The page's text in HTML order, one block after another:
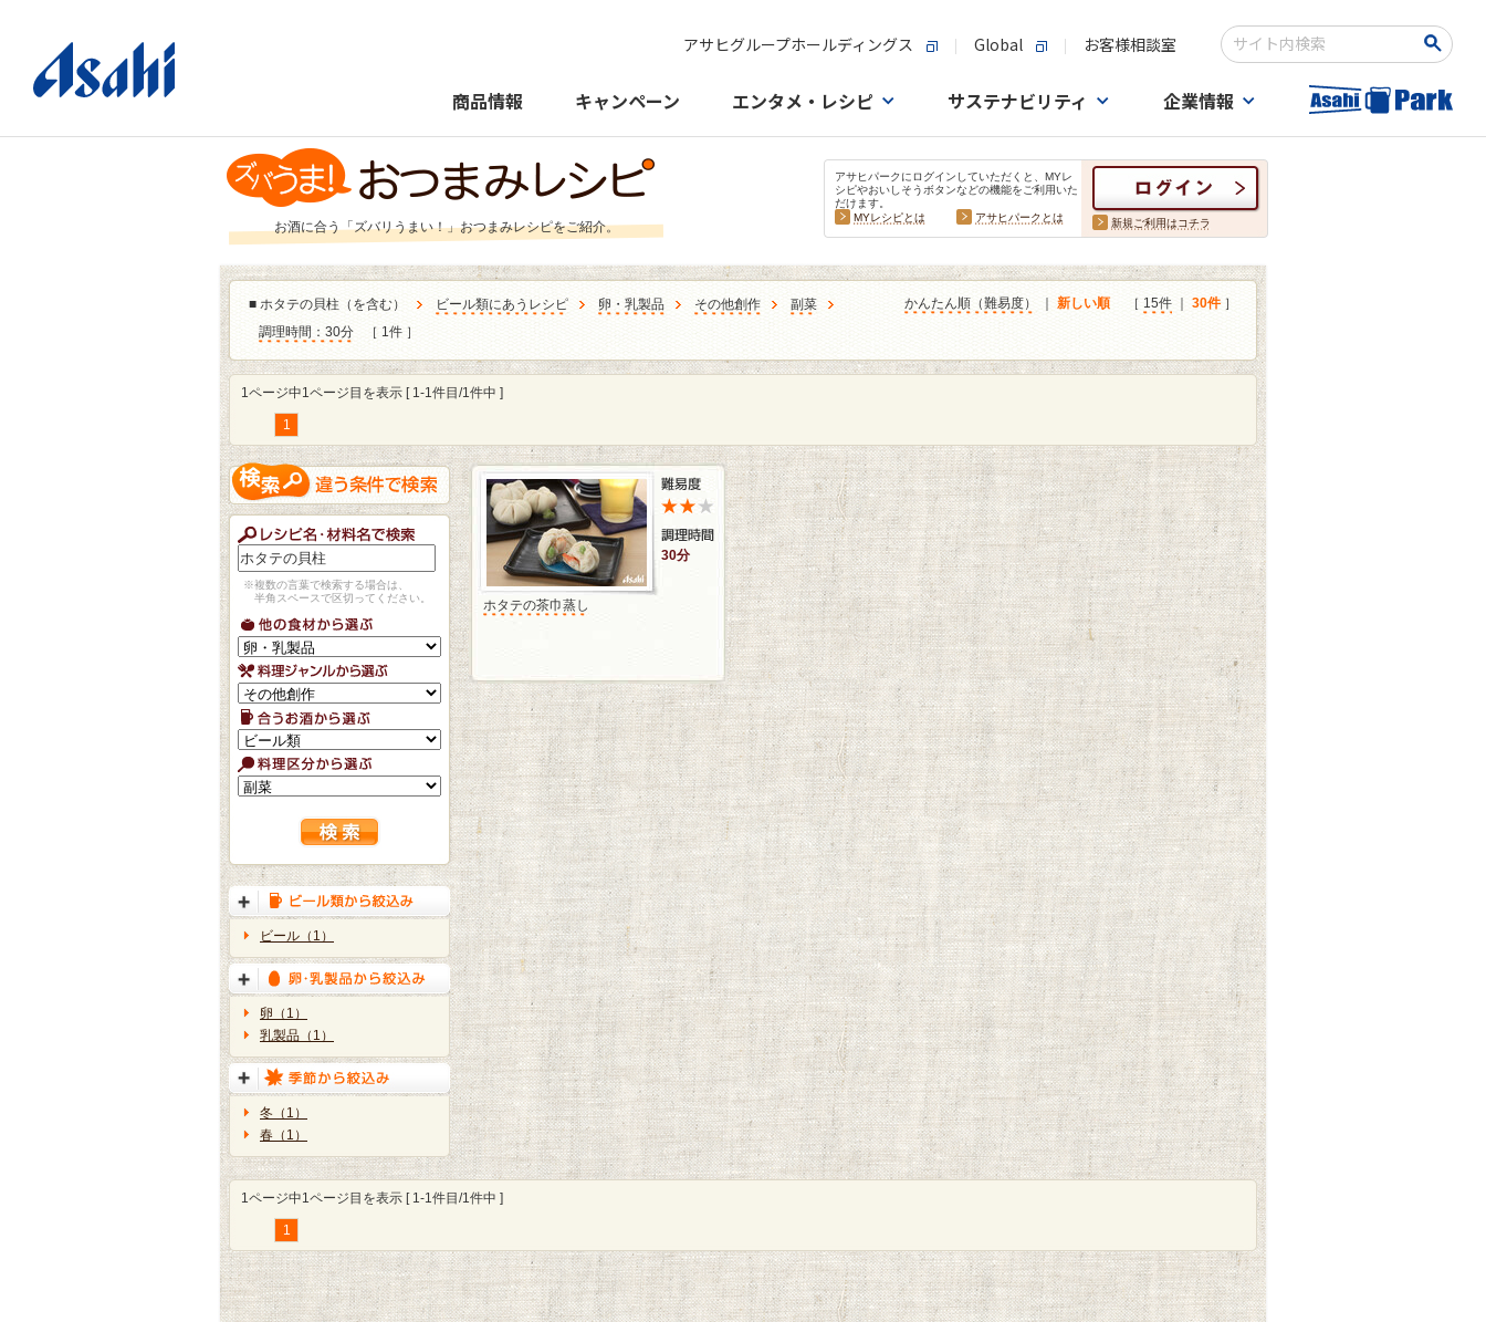
アサヒグループホールディングス Global お客様相談室
検索キーワード入力
商品情報 キャンペーン エンタメ・レシピ サステナビリティ 企業情報
お酒に合う「ズバリうまい！」おつまみレシピをご紹介。
アサヒパークにログインしていただくと、MYレ
シピやおいしそうボタンなどの機能をご利用いた
だけます。
MYレシピとは
アサヒパークとは 新規ご利用はコチラ
■ ホタテの貝柱（を含む） ビール類にあうレシピ 卵・乳製品 その他創作
副菜
調理時間：30分
［ 1件 ］
かんたん順（難易度） 新しい順 ［ 15件 30件 ］
1ページ中1ページ目を表示 [ 1-1件目/1件中 ]
1
※複数の言葉で検索する場合は、
半角スペースで区切ってください。
ビール（1）
卵（1）
乳製品（1）
冬（1）
春（1）
30分
ホタテの茶巾蒸し
1ページ中1ページ目を表示 [ 1-1件目/1件中 ]
1